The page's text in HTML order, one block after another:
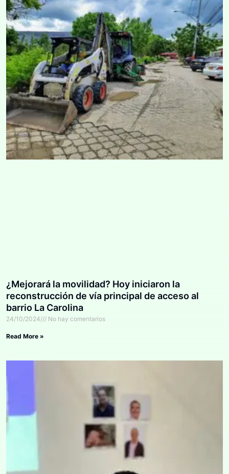
¿Mejorará la movilidad? Hoy iniciaron la
reconstrucción de vía principal de acceso al
barrio La Carolina
24/10/2024 No hay comentarios
Read More »